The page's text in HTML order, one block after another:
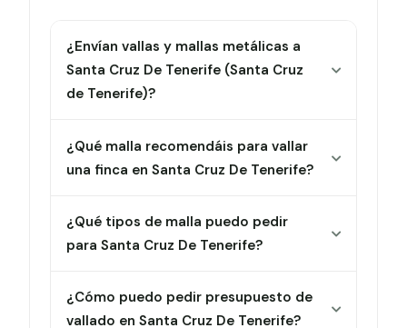
¿Envían vallas y mallas metálicas a
Santa Cruz De Tenerife (Santa Cruz
de Tenerife)?
¿Qué malla recomendáis para vallar
una finca en Santa Cruz De Tenerife?
¿Qué tipos de malla puedo pedir
para Santa Cruz De Tenerife?
¿Cómo puedo pedir presupuesto de
vallado en Santa Cruz De Tenerife?